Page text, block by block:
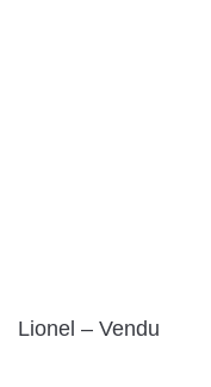
Lionel – Vendu